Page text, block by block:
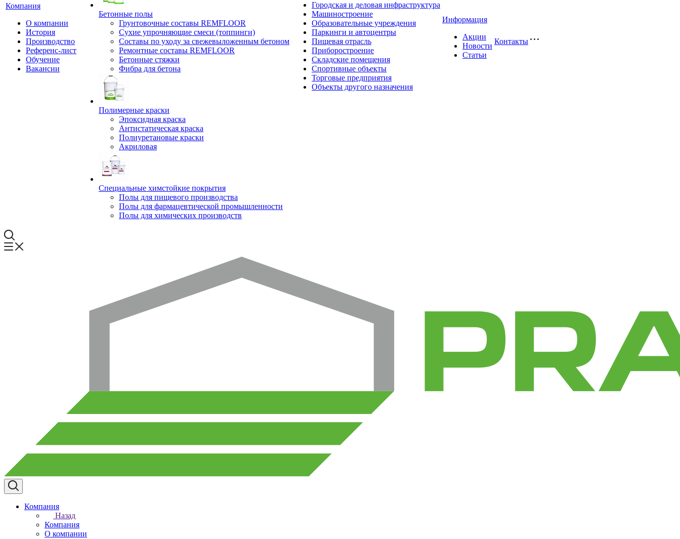
Компания
О компании
История
Производство
Референс-лист
Обучение
Вакансии
Бетонные полы
Грунтовочные составы REMFLOOR
Сухие упрочняющие смеси (топпинги)
Составы по уходу за свежевыложенным бетоном
Ремонтные составы REMFLOOR
Бетонные стяжки
Фибра для бетона
Полимерные краски
Эпоксидная краска
Антистатическая краска
Полиуретановые краски
Акриловая
Специальные химстойкие покрытия
Полы для пищевого производства
Полы для фармацевтической промышленности
Полы для химических производств
Городская и деловая инфраструктура
Машиностроение
Образовательные учреждения
Паркинги и автоцентры
Пищевая отрасль
Приборостроение
Складские помещения
Спортивные объекты
Торговые предприятия
Объекты другого назначения
Информация
Акции
Новости
Статьи
Контакты
Компания
Назад
Компания
О компании